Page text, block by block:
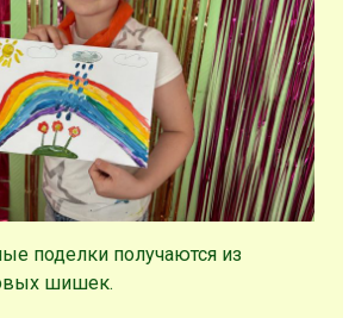
поделки получаются из
шишек.